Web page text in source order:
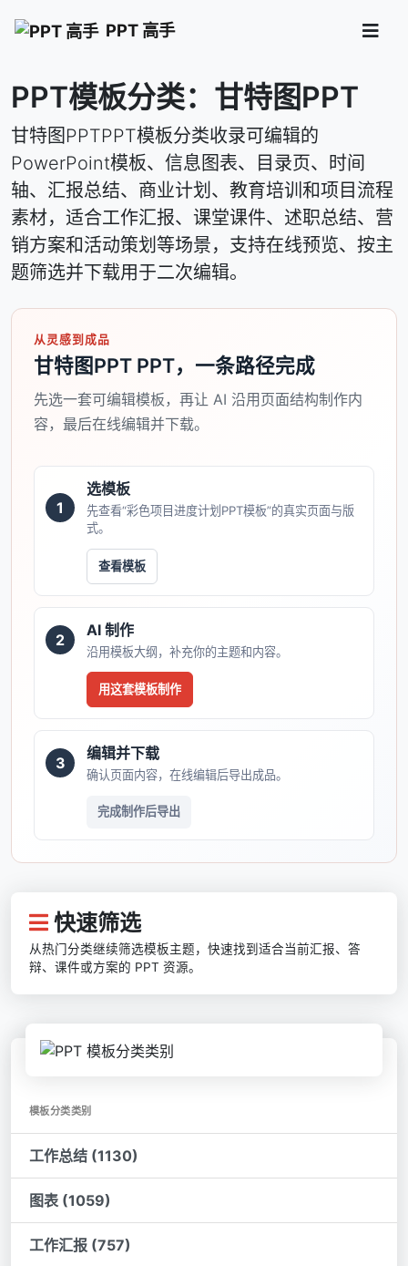
PPT 高手
PPT模板分类：甘特图PPT
甘特图PPTPPT模板分类收录可编辑的
PowerPoint模板、信息图表、目录页、时间
轴、汇报总结、商业计划、教育培训和项目流程
素材，适合工作汇报、课堂课件、述职总结、营
销方案和活动策划等场景，支持在线预览、按主
题筛选并下载用于二次编辑。
从灵感到成品
甘特图PPT PPT，一条路径完成
先选一套可编辑模板，再让 AI 沿用页面结构制作内
容，最后在线编辑并下载。
1
选模板
先查看“彩色项目进度计划PPT模板”的真实页面与版
式。
查看模板
2
AI 制作
沿用模板大纲，补充你的主题和内容。
用这套模板制作
3
编辑并下载
确认页面内容，在线编辑后导出成品。
完成制作后导出
快速筛选
从热门分类继续筛选模板主题，快速找到适合当前汇报、答
辩、课件或方案的 PPT 资源。
模板分类类别
工作总结 (1130)
图表 (1059)
工作汇报 (757)